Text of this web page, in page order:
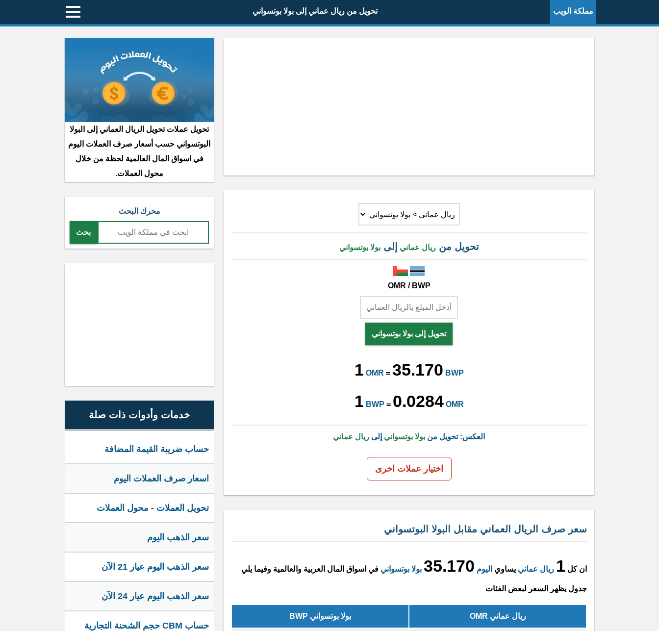
مملكة الويب تحويل من ريال عماني إلى بولا بوتسواني
تحويل منريال عماني إلىبولا بوتسواني
OMR / BWP
تحويل إلى بولا بوتسواني
1 OMR = 35.170 BWP
1 BWP = 0.0284 OMR
العكس: تحويل من بولا بوتسواني إلى ريال عماني
اختيار عملات اخرى
سعر صرف الريال العماني مقابل البولا البوتسواني
ان كل 1 ريال عماني يساوي اليوم 35.170 بولا بوتسواني في اسواق المال العربية والعالمية وفيما يلي
جدول يظهر السعر لبعض الفئات
ريال عماني OMR بولا بوتسواني BWP
تحويل عملات تحويل الريال العماني إلى البولا
البوتسواني حسب أسعار صرف العملات اليوم
في اسواق المال العالمية لحظة من خلال
محول العملات.
محرك البحث
بحث
خدمات وأدوات ذات صلة
حساب ضريبة القيمة المضافة
اسعار صرف العملات اليوم
تحويل العملات - محول العملات
سعر الذهب اليوم
سعر الذهب اليوم عيار 21 الآن
سعر الذهب اليوم عيار 24 الآن
حساب CBM حجم الشحنة التجارية